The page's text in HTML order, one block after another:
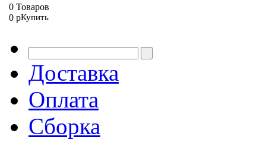
0 Товаров
0 pКупить
Доставка
Оплата
Сборка